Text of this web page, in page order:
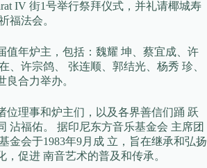
IV 街1号举行祭拜仪式，并礼请椰城寿
福法会。
值年炉主，包括：魏耀 坤、蔡宜成、许
、许宗鸽、 张连顺、郭结光、杨秀 珍、
合力举办。
位理事和炉主们，以及各界善信们踊 跃
沾福佑。 据印尼东方音乐基金会 主席团
金会于1983年9月成 立，旨在继承和弘扬
，促进 南音艺术的普及和传承。